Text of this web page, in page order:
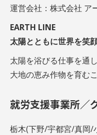
運営会社：株式会社 ア
EARTH LINE
太陽とともに世界を笑
太陽を浴びる仕事を通
大地の恵み作物を育む
就労支援事業所／
栃木(下野/宇都宮/真岡/